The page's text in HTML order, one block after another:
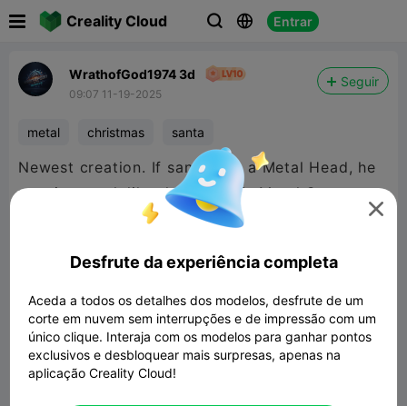
Creality Cloud   Entrar
WrathofGod1974 3d
09:07 11-19-2025
Seguir
metal christmas santa
Newest creation. If santa was a Metal Head, he
may just took like this.. Here is Metal Santa.

Desfrute da experiência completa
Aceda a todos os detalhes dos modelos, desfrute de um
corte em nuvem sem interrupções e de impressão com um
único clique. Interaja com os modelos para ganhar pontos
exclusivos e desbloquear mais surpresas, apenas na
aplicação Creality Cloud!